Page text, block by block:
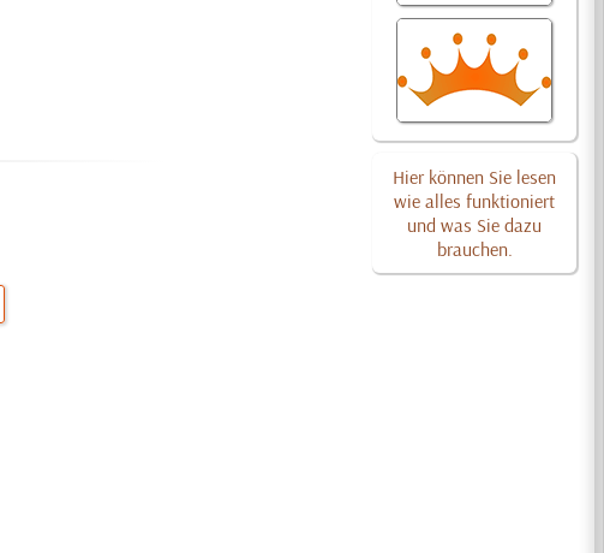
Hier können Sie lesen
wie alles funktioniert
und was Sie dazu
brauchen.